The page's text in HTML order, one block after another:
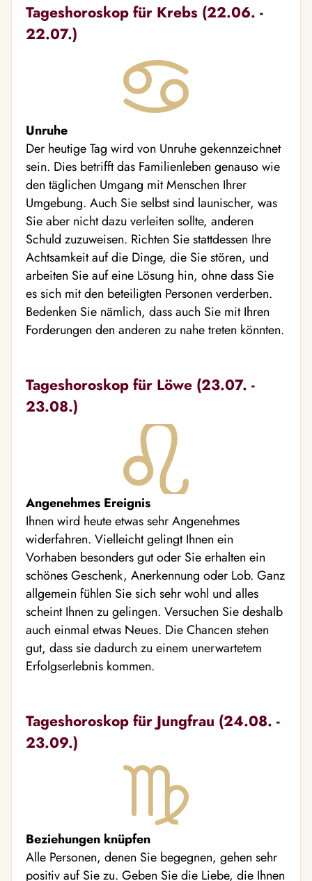
Tageshoroskop für Krebs (22.06. -
22.07.)
Unruhe
Der heutige Tag wird von Unruhe gekennzeichnet
sein. Dies betrifft das Familienleben genauso wie
den täglichen Umgang mit Menschen Ihrer
Umgebung. Auch Sie selbst sind launischer, was
Sie aber nicht dazu verleiten sollte, anderen
Schuld zuzuweisen. Richten Sie stattdessen Ihre
Achtsamkeit auf die Dinge, die Sie stören, und
arbeiten Sie auf eine Lösung hin, ohne dass Sie
es sich mit den beteiligten Personen verderben.
Bedenken Sie nämlich, dass auch Sie mit Ihren
Forderungen den anderen zu nahe treten könnten.
Tageshoroskop für Löwe (23.07. -
23.08.)
Angenehmes Ereignis
Ihnen wird heute etwas sehr Angenehmes
widerfahren. Vielleicht gelingt Ihnen ein
Vorhaben besonders gut oder Sie erhalten ein
schönes Geschenk, Anerkennung oder Lob. Ganz
allgemein fühlen Sie sich sehr wohl und alles
scheint Ihnen zu gelingen. Versuchen Sie deshalb
auch einmal etwas Neues. Die Chancen stehen
gut, dass sie dadurch zu einem unerwartetem
Erfolgserlebnis kommen.
Tageshoroskop für Jungfrau (24.08. -
23.09.)
Beziehungen knüpfen
Alle Personen, denen Sie begegnen, gehen sehr
positiv auf Sie zu. Geben Sie die Liebe, die Ihnen